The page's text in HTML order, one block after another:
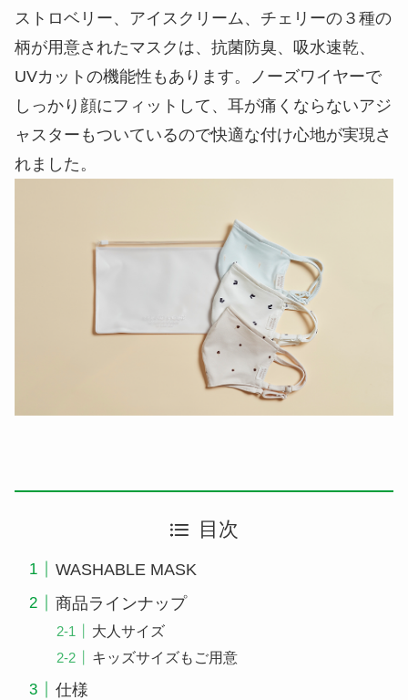
ストロベリー、アイスクリーム、チェリーの３種の
柄が用意されたマスクは、抗菌防臭、吸水速乾、
UVカットの機能性もあります。ノーズワイヤーで
しっかり顔にフィットして、耳が痛くならないアジ
ャスターもついているので快適な付け心地が実現さ
れました。
目次
WASHABLE MASK
商品ラインナップ
大人サイズ
キッズサイズもご用意
仕様